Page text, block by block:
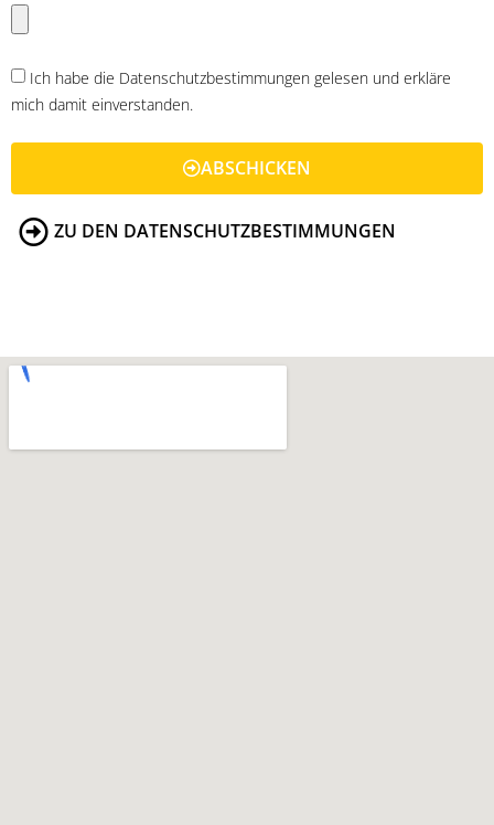
Ich habe die Datenschutzbestimmungen gelesen und erkläre
mich damit einverstanden.
ABSCHICKEN
ZU DEN DATENSCHUTZBESTIMMUNGEN